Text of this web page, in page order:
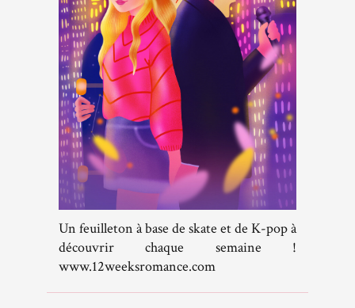
Un feuilleton à base de skate et de K-pop à
découvrir chaque semaine !
www.12weeksromance.com